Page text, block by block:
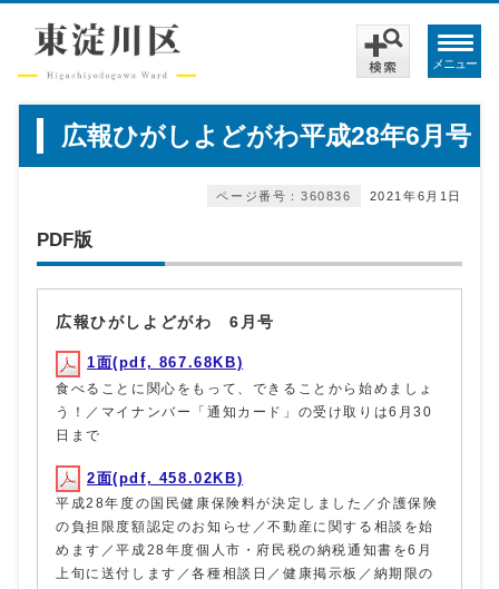
メニュー
広報ひがしよどがわ平成28年6月号
2021年6月1日
ページ番号：360836
PDF版
広報ひがしよどがわ 6月号
1面(pdf, 867.68KB)
食べることに関心をもって、できることから始めましょ
う！／マイナンバー「通知カード」の受け取りは6月30
日まで
2面(pdf, 458.02KB)
平成28年度の国民健康保険料が決定しました／介護保険
の負担限度額認定のお知らせ／不動産に関する相談を始
めます／平成28年度個人市・府民税の納税通知書を6月
上旬に送付します／各種相談日／健康掲示板／納期限の